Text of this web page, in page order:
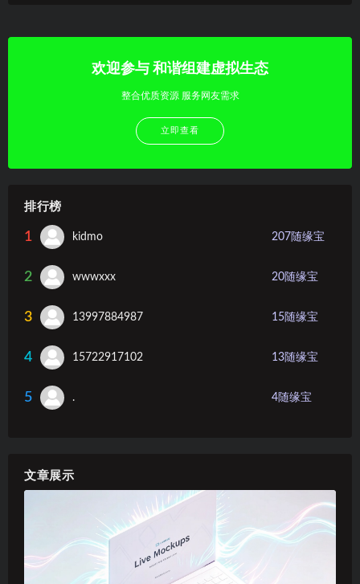
欢迎参与 和谐组建虚拟生态
整合优质资源 服务网友需求
立即查看
排行榜
1 kidmo 207 随缘宝
2 wwwxxx 20随缘宝
3 13997884987 15随缘宝
4 15722917102 13随缘宝
5 . 4随缘宝
文章展示